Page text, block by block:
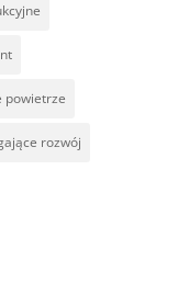
powietrze
rozwój